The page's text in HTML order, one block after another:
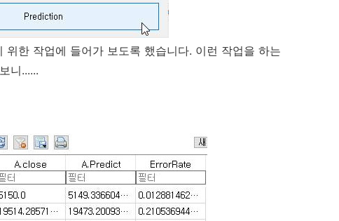
한 작업에 들어가 보도록 했습니다. 이런 작업을 하는
니......